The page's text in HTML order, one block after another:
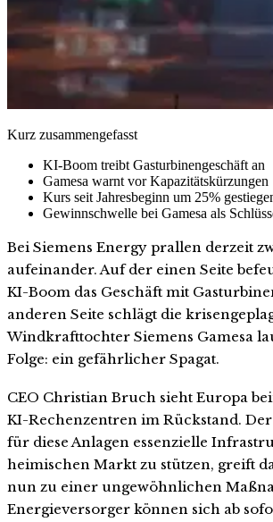
Kurz zusammengefasst
KI-Boom treibt Gasturbinengeschäft an
Gamesa warnt vor Kapazitätskürzungen
Kurs seit Jahresbeginn um 25%
Gewinnschwelle bei Gamesa als
Bei Siemens Energy prallen derzeit
aufeinander. Auf der einen Seite
KI-Boom das Geschäft mit
anderen Seite schlägt die
Windkrafttochter Siemens Gamesa
Folge: ein gefährlicher Spagat.
CEO Christian Bruch sieht Europa
KI-Rechenzentren im Rückstand.
für diese Anlagen essenzielle
heimischen Markt zu stützen, greift
nun zu einer ungewöhnlichen
Energieversorger können sich ab